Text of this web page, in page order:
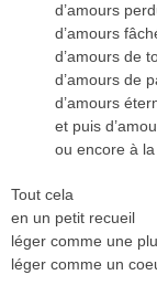
d’amours
d’amours
d’amours de
d’amours de
d’amours
et puis
ou encore à la
Tout cela
en un petit recueil
léger comme une
léger comme un